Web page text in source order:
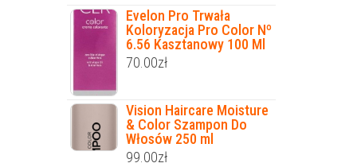
Evelon Pro Trwała
Koloryzacja Pro Color Nº
6.56 Kasztanowy 100 Ml
70.00zł
Vision Haircare Moisture
& Color Szampon Do
Włosów 250 ml
99.00zł